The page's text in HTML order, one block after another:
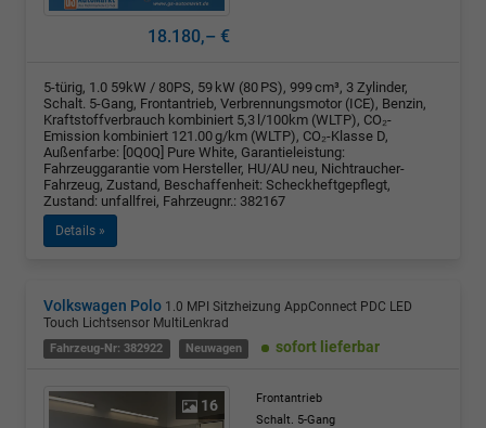
18.180,– €
5-türig, 1.0 59kW / 80PS, 59 kW (80 PS), 999 cm³, 3 Zylinder,
Schalt. 5-Gang, Frontantrieb, Verbrennungsmotor (ICE), Benzin,
Kraftstoffverbrauch kombiniert 5,3 l/100km (WLTP), CO₂-
Emission kombiniert 121.00 g/km (WLTP), CO₂-Klasse D,
Außenfarbe: [0Q0Q] Pure White, Garantieleistung:
Fahrzeuggarantie vom Hersteller, HU/AU neu, Nichtraucher-
Fahrzeug, Zustand, Beschaffenheit: Scheckheftgepflegt,
Zustand: unfallfrei, Fahrzeugnr.: 382167
Details »
Volkswagen Polo 1.0 MPI Sitzheizung AppConnect PDC LED
Touch Lichtsensor MultiLenkrad
Fahrzeug-Nr: 382922 Neuwagen sofort lieferbar
16
Frontantrieb
Schalt. 5-Gang